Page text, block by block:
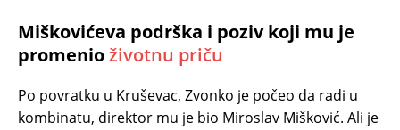
Miškovićeva podrška i poziv koji mu je
promenioživotnu priču
Po povratku u Kruševac, Zvonko je počeo da radi u
kombinatu, direktor mu je bio Miroslav Mišković. Ali je